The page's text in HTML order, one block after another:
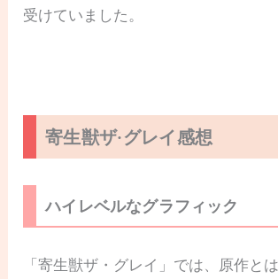
受けていました。
寄生獣ザ·グレイ感想
ハイレベルなグラフィック
「寄生獣ザ・グレイ」では、原作と